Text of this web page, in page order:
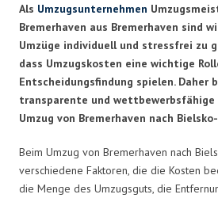
Als Umzugsunternehmen
Bremerhaven aus Bremerhaven sind
Umzüge individuell und stressfrei zu
dass Umzugskosten eine wichtige
Entscheidungsfindung spielen. Daher
transparente und wettbewerbsfähige
Umzug von Bremerhaven nach Bielsko-
Beim Umzug von Bremerhaven nach
verschiedene Faktoren, die die Kosten
die Menge des Umzugsguts, die